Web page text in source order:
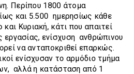
Περίπου 1800 άτομα
και 5.500 ημερησίως κάθε
Κυριακή, κάτι που απαιτεί
εργασίας, ενίσχυση ανθρώπινου
να ανταποκριθεί επαρκώς.
ενίσχυσαν το αρμόδιο τμήμα
αλλά η κατάσταση από 1